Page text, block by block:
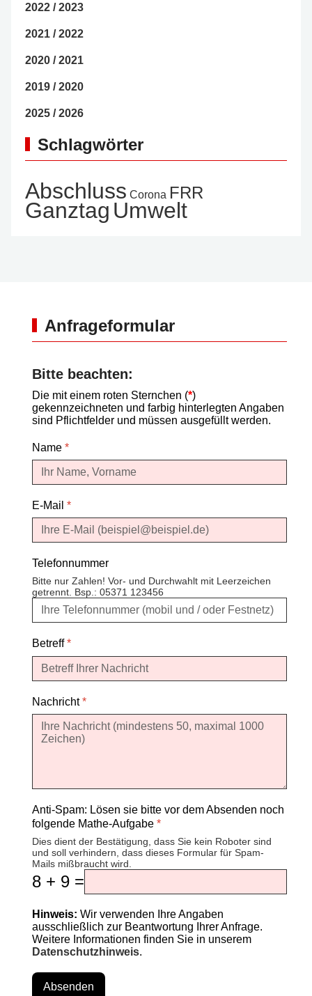
2022 / 2023
2021 / 2022
2020 / 2021
2019 / 2020
2025 / 2026
Schlagwörter
Abschluss Corona FRR
Ganztag Umwelt
Anfrageformular
Bitte beachten:
Die mit einem roten Sternchen (*)
gekennzeichneten und farbig hinterlegten Angaben
sind Pflichtfelder und müssen ausgefüllt werden.
Name*
E-Mail*
Telefonnummer
Bitte nur Zahlen! Vor- und Durchwahlt mit Leerzeichen
getrennt. Bsp.: 05371 123456
Betreff*
Nachricht*
Anti-Spam: Lösen sie bitte vor dem Absenden noch
folgende Mathe-Aufgabe*
Dies dient der Bestätigung, dass Sie kein Roboter sind
und soll verhindern, dass dieses Formular für Spam-
Mails mißbraucht wird.
8 + 9 =
Hinweis: Wir verwenden Ihre Angaben
ausschließlich zur Beantwortung Ihrer Anfrage.
Weitere Informationen finden Sie in unserem
Datenschutzhinweis.
Absenden